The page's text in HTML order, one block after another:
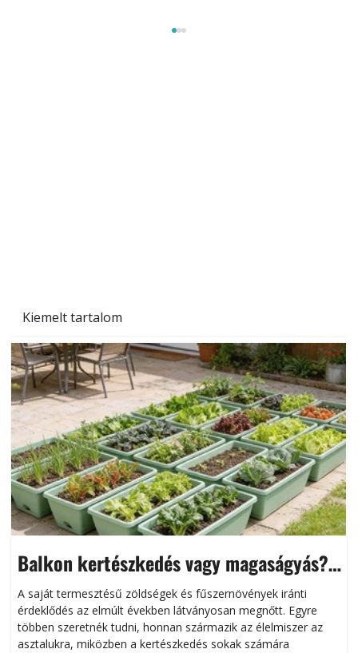
Kiemelt tartalom
Balkon kertészkedés vagy magaságyás?
Helytakarékos kertészkedés
A saját termesztésű zöldségek és fűszernövények iránti
érdeklődés az elmúlt években látványosan megnőtt. Egyre
többen szeretnék tudni, honnan származik az élelmiszer az
asztalukra, miközben a kertészkedés sokak számára